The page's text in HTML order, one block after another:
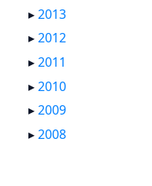
▸2013
▸2012
▸2011
▸2010
▸2009
▸2008